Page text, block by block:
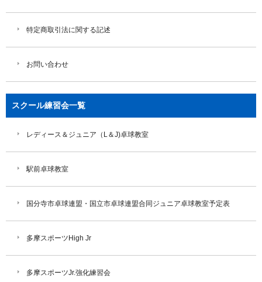
特定商取引法に関する記述
お問い合わせ
スクール練習会一覧
レディース＆ジュニア（L＆J)卓球教室
駅前卓球教室
国分寺市卓球連盟・国立市卓球連盟合同ジュニア卓球教室予定表
多摩スポーツHigh Jr
多摩スポーツJr.強化練習会